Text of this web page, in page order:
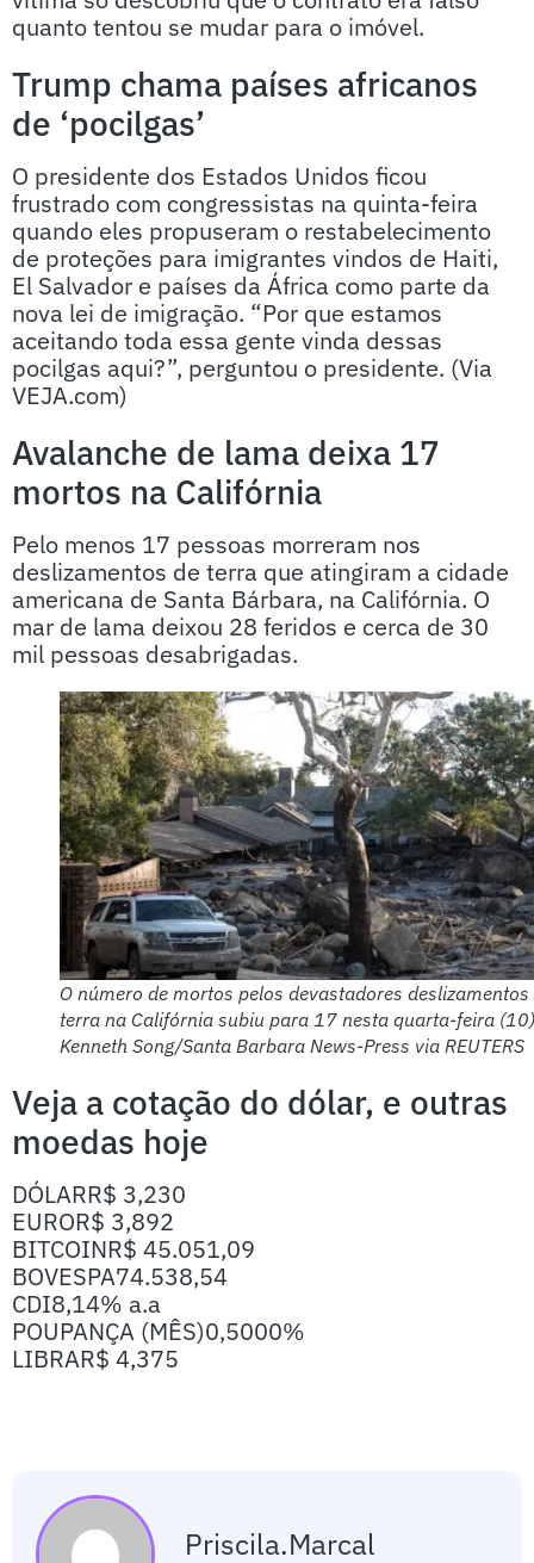
quanto tentou se mudar para o imóvel.
Trump chama países africanos
de ‘pocilgas’
O presidente dos Estados Unidos ficou
frustrado com congressistas na quinta-feira
quando eles propuseram o restabelecimento
de proteções para imigrantes vindos de Haiti,
El Salvador e países da África como parte da
nova lei de imigração. “Por que estamos
aceitando toda essa gente vinda dessas
pocilgas aqui?”, perguntou o presidente. (Via
VEJA.com)
Avalanche de lama deixa 17
mortos na Califórnia
Pelo menos 17 pessoas morreram nos
deslizamentos de terra que atingiram a cidade
americana de Santa Bárbara, na Califórnia. O
mar de lama deixou 28 feridos e cerca de 30
mil pessoas desabrigadas.
O número de mortos pelos devastadores deslizamentos
terra na Califórnia subiu para 17 nesta quarta-feira
Kenneth Song/Santa Barbara News-Press via REUTERS
Veja a cotação do dólar, e outras
moedas hoje
DÓLARR$ 3,230
EUROR$ 3,892
BITCOINR$ 45.051,09
BOVESPA74.538,54
CDI8,14% a.a
POUPANÇA (MÊS)0,5000%
LIBRAR$ 4,375
Priscila.marcal